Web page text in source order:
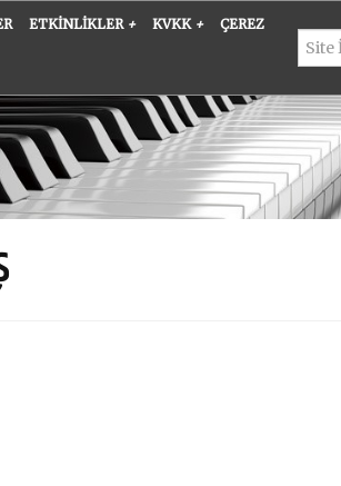
ETKINLIKLER + KVKK + ÇEREZ